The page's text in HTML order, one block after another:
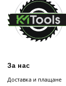
За нас
Доставка и плащане